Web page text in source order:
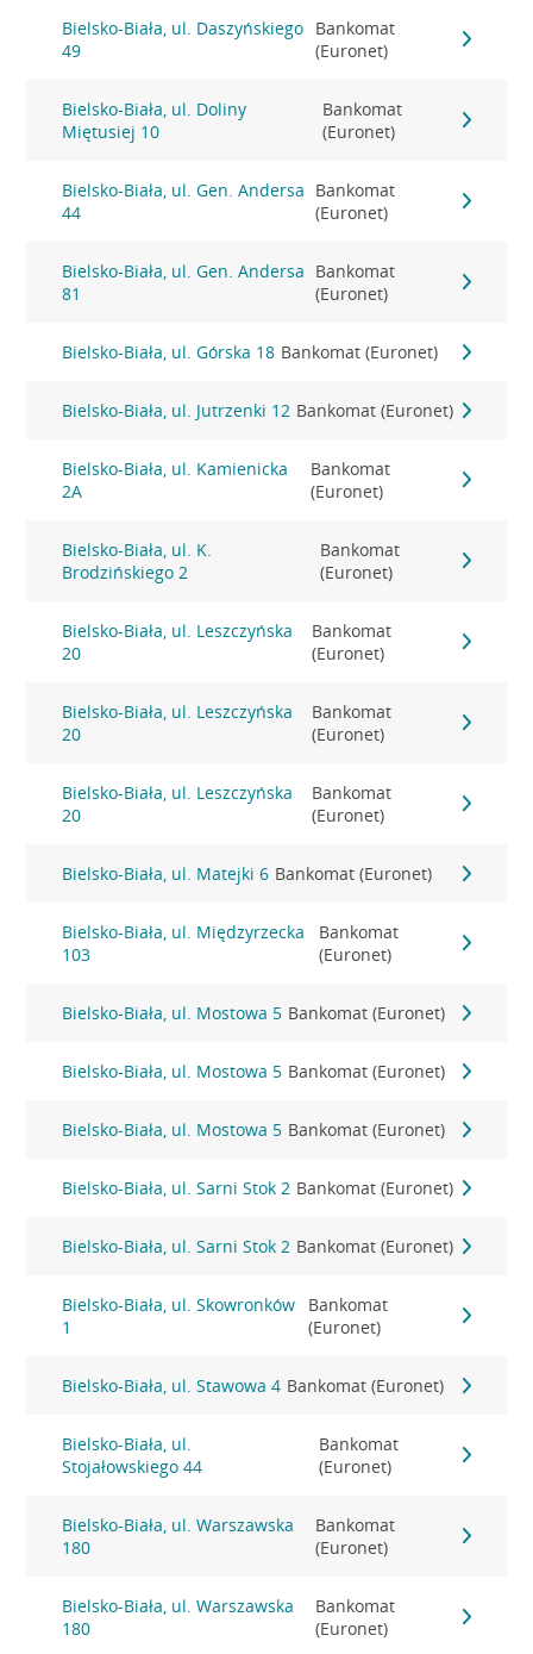
Bielsko-Biała, ul. Daszyńskiego
49
Bankomat
(Euronet)
Bielsko-Biała, ul. Doliny
Miętusiej 10
Bankomat
(Euronet)
Bielsko-Biała, ul. Gen. Andersa
44
Bankomat
(Euronet)
Bielsko-Biała, ul. Gen. Andersa
81
Bankomat
(Euronet)
Bielsko-Biała, ul. Górska 18 Bankomat (Euronet)
Bielsko-Biała, ul. Jutrzenki 12 Bankomat (Euronet)
Bielsko-Biała, ul. Kamienicka
2A
Bankomat
(Euronet)
Bielsko-Biała, ul. K.
Brodzińskiego 2
Bankomat
(Euronet)
Bielsko-Biała, ul. Leszczyńska
20
Bankomat
(Euronet)
Bielsko-Biała, ul. Leszczyńska
20
Bankomat
(Euronet)
Bielsko-Biała, ul. Leszczyńska
20
Bankomat
(Euronet)
Bielsko-Biała, ul. Matejki 6 Bankomat (Euronet)
Bielsko-Biała, ul. Międzyrzecka
103
Bankomat
(Euronet)
Bielsko-Biała, ul. Mostowa 5 Bankomat (Euronet)
Bielsko-Biała, ul. Mostowa 5 Bankomat (Euronet)
Bielsko-Biała, ul. Mostowa 5 Bankomat (Euronet)
Bielsko-Biała, ul. Sarni Stok 2 Bankomat (Euronet)
Bielsko-Biała, ul. Sarni Stok 2 Bankomat (Euronet)
Bielsko-Biała, ul. Skowronków
1
Bankomat
(Euronet)
Bielsko-Biała, ul. Stawowa 4 Bankomat (Euronet)
Bielsko-Biała, ul.
Stojałowskiego 44
Bankomat
(Euronet)
Bielsko-Biała, ul. Warszawska
180
Bankomat
(Euronet)
Bielsko-Biała, ul. Warszawska
180
Bankomat
(Euronet)